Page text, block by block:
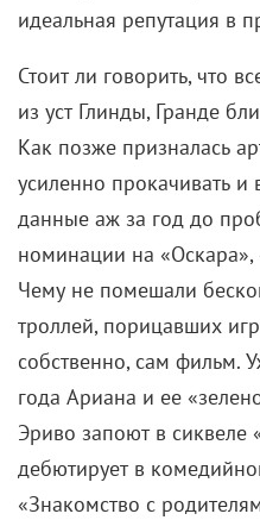
идеальная репутация в
Стоит ли говорить, что
из уст Глинды, Гранде
Как позже призналась
усиленно прокачивать и
данные аж за год до
номинации на «Оскара»,
Чему не помешали
троллей, порицавших
собственно, сам фильм.
года Ариана и ее
Эриво запоют в сиквеле
дебютирует в
«Знакомство с